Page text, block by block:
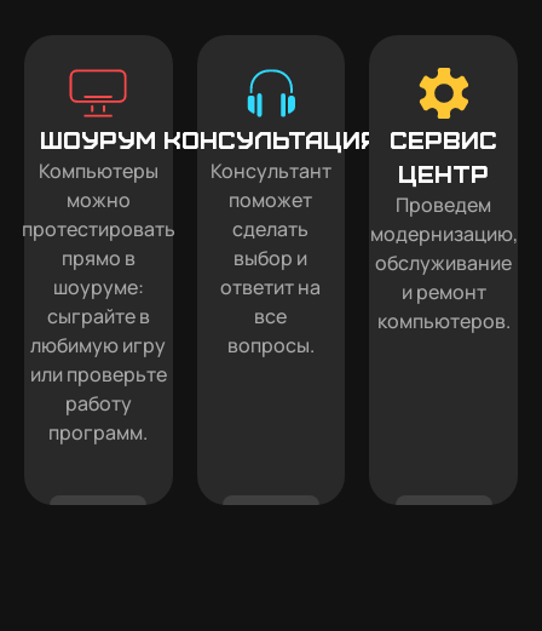
Шоурум
Компьютеры
можно
протестировать
прямо в
шоуруме:
сыграйте в
любимую игру
или проверьте
работу
программ.
Консультация
Консультант
поможет
сделать
выбор и
ответит на
все
вопросы.
Сервис
Центр
Проведем
модернизацию,
обслуживание
и ремонт
компьютеров.